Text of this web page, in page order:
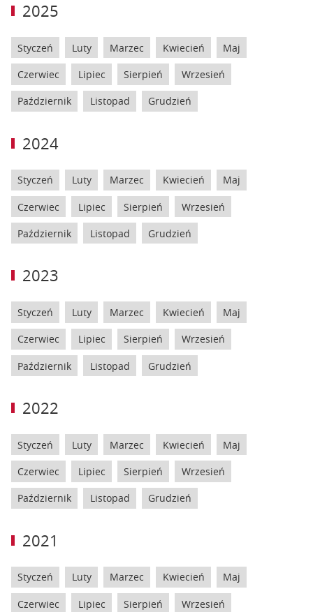
2025
Styczeń Luty Marzec Kwiecień Maj
Czerwiec Lipiec Sierpień Wrzesień
Październik Listopad Grudzień
2024
Styczeń Luty Marzec Kwiecień Maj
Czerwiec Lipiec Sierpień Wrzesień
Październik Listopad Grudzień
2023
Styczeń Luty Marzec Kwiecień Maj
Czerwiec Lipiec Sierpień Wrzesień
Październik Listopad Grudzień
2022
Styczeń Luty Marzec Kwiecień Maj
Czerwiec Lipiec Sierpień Wrzesień
Październik Listopad Grudzień
2021
Styczeń Luty Marzec Kwiecień Maj
Czerwiec Lipiec Sierpień Wrzesień